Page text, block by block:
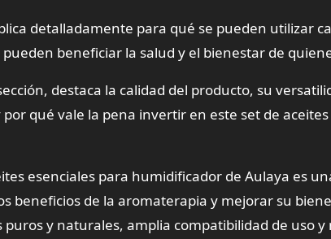
detalladamente para qué se pueden utilizar
beneficiar la salud y el bienestar de
destaca la calidad del producto, su
qué vale la pena invertir en este set de
esenciales para humidificador de Aulaya es
beneficios de la aromaterapia y mejorar su
y naturales, amplia compatibilidad de uso